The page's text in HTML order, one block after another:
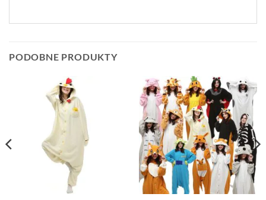
PODOBNE PRODUKTY